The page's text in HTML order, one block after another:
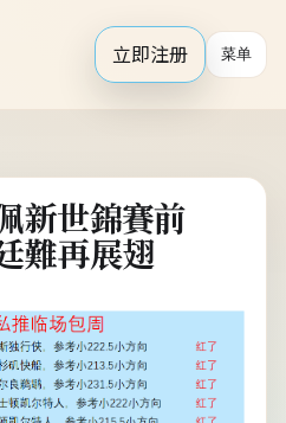
立即注册 菜单
新世錦賽前
難再展翅